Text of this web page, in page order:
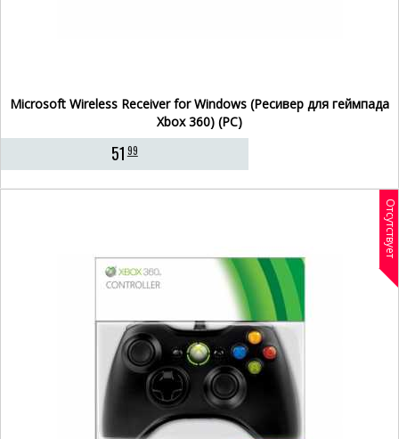
Microsoft Wireless Receiver for Windows (Ресивер для геймпада
Xbox 360) (PC)
51 99
Отсутствует